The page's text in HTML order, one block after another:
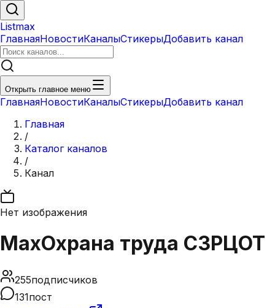
Listmax
ГлавнаяНовостиКаналыСтикерыДобавить канал
Открыть главное меню
ГлавнаяНовостиКаналыСтикерыДобавить канал
Главная
/
Каталог каналов
/
Канал
Нет изображения
MaxОхрана труда СЗРЦОТ
255подписчиков
131пост